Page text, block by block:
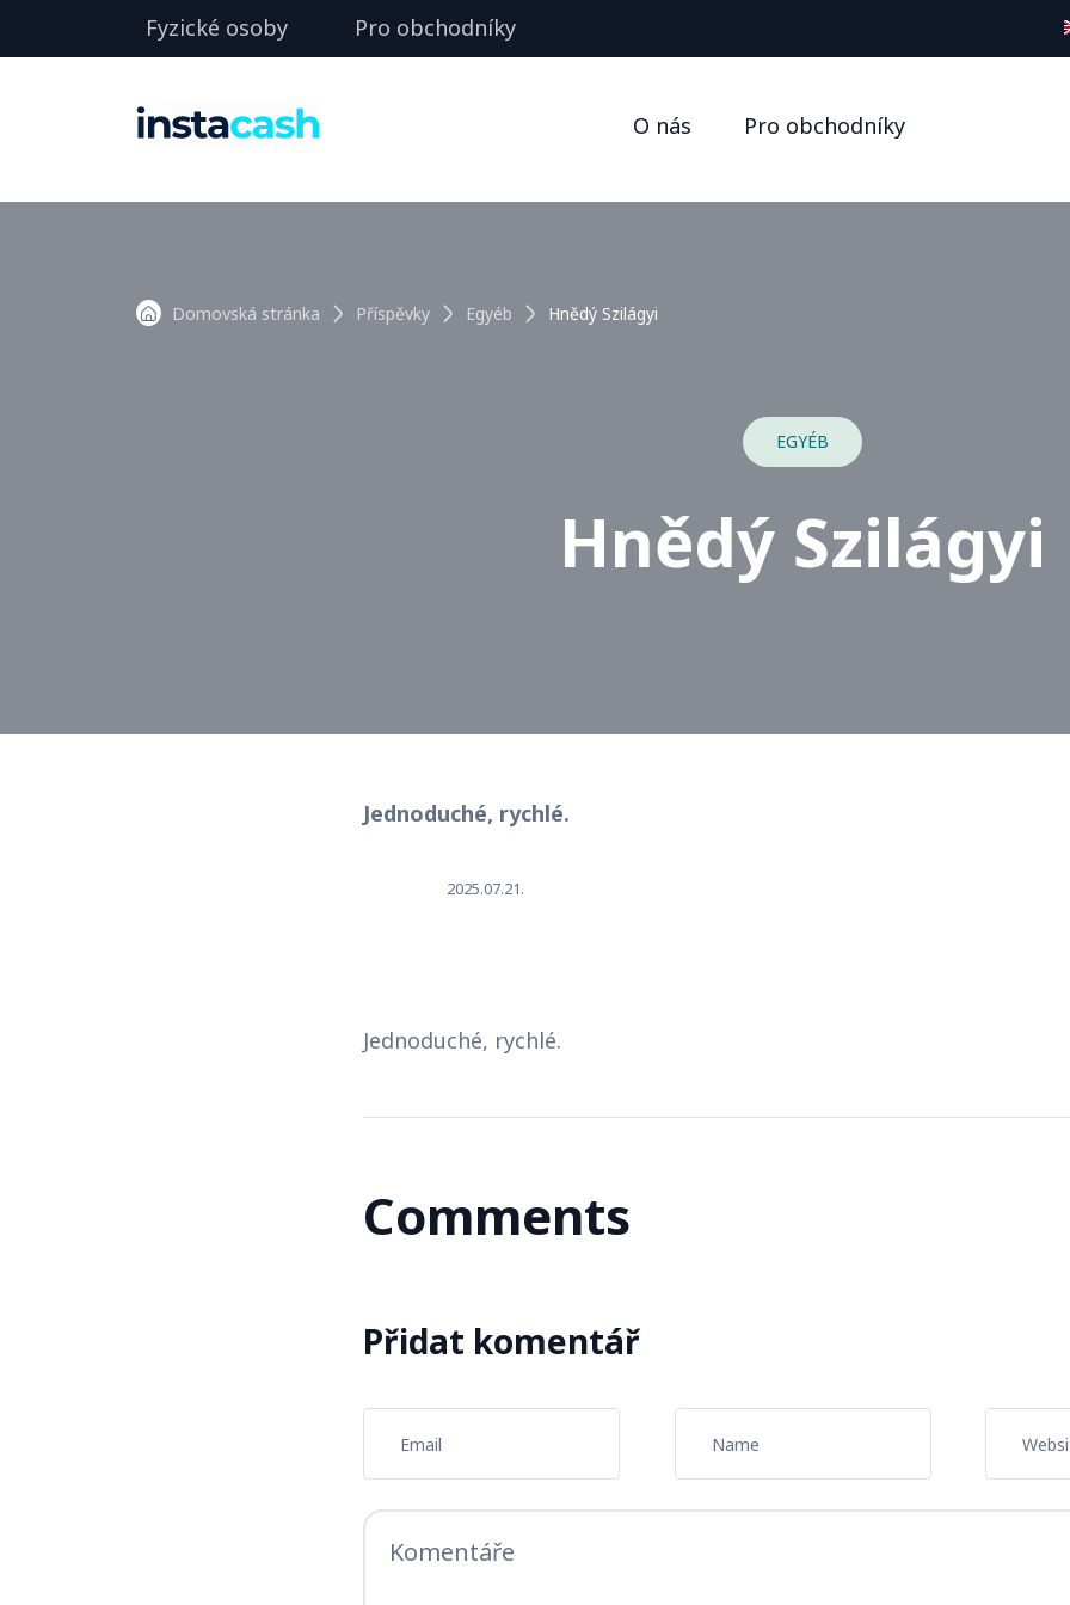
Fyzické osoby Pro obchodníky
O nás Pro obchodníky
Domovská stránka Příspěvky Egyéb Hnědý Szilágyi
EGYÉB
Hnědý Szilágyi
Jednoduché, rychlé.
2025.07.21.
Jednoduché, rychlé.
Comments
Přidat komentář